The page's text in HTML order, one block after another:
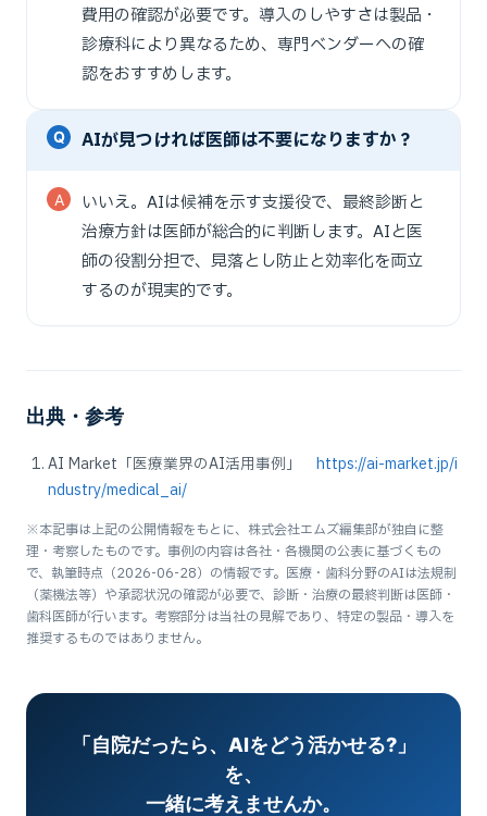
費用の確認が必要です。導入のしやすさは製品・
診療科により異なるため、専門ベンダーへの確
認をおすすめします。
AIが見つければ医師は不要になりますか？
いいえ。AIは候補を示す支援役で、最終診断と
治療方針は医師が総合的に判断します。AIと医
師の役割分担で、見落とし防止と効率化を両立
するのが現実的です。
出典・参考
AI Market「医療業界のAI活用事例」 https://ai-market.jp/i
ndustry/medical_ai/
※本記事は上記の公開情報をもとに、株式会社エムズ編集部が独自に整
理・考察したものです。事例の内容は各社・各機関の公表に基づくもの
で、執筆時点（2026-06-28）の情報です。医療・歯科分野のAIは法規制
（薬機法等）や承認状況の確認が必要で、診断・治療の最終判断は医師・
歯科医師が行います。考察部分は当社の見解であり、特定の製品・導入を
推奨するものではありません。
「自院だったら、AIをどう活かせる?」
を、
一緒に考えませんか。